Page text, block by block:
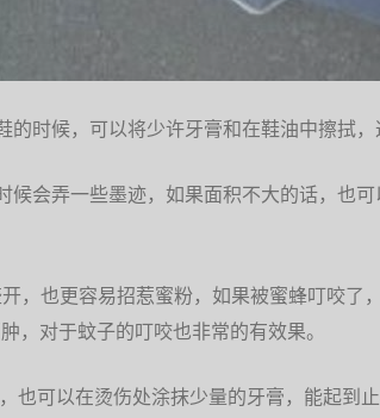
的时候，可以将少许牙膏和在鞋油中擦拭，
候会弄一些墨迹，如果面积不大的话，也
，也更容易招惹蜜粉，如果被蜜蜂叮咬了
，对于蚊子的叮咬也非常的有效果。
也可以在烫伤处涂抹少量的牙膏，能起到止